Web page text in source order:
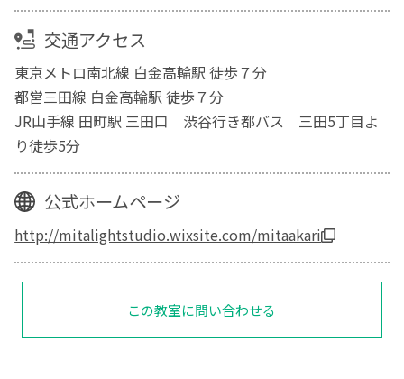
交通アクセス
東京メトロ南北線 白金高輪駅 徒歩７分
都営三田線 白金高輪駅 徒歩７分
JR山手線 田町駅 三田口 渋谷行き都バス 三田5丁目よ
り徒歩5分
公式ホームページ
http://mitalightstudio.wixsite.com/mitaakari
この教室に問い合わせる